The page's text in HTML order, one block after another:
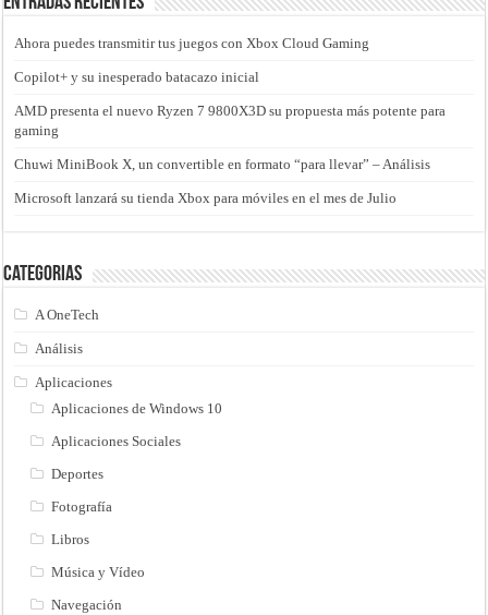
Ahora puedes transmitir tus juegos con Xbox Cloud Gaming
Copilot+ y su inesperado batacazo inicial
AMD presenta el nuevo Ryzen 7 9800X3D su propuesta más potente para
gaming
Chuwi MiniBook X, un convertible en formato “para llevar” – Análisis
Microsoft lanzará su tienda Xbox para móviles en el mes de Julio
Categorias
A OneTech
Análisis
Aplicaciones
Aplicaciones de Windows 10
Aplicaciones Sociales
Deportes
Fotografía
Libros
Música y Vídeo
Navegación